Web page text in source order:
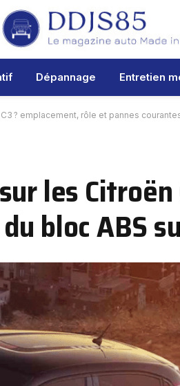
Dépannage Entretien
? emplacement, rôle et pannes
les
bloc ABS